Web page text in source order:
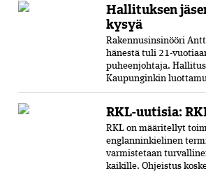
Hallituksen
kysyä
Rakennusinsinööri
hänestä tuli 21-
puheenjohtaja.
Kaupunginkin
RKL-uutisia:
RKL on määritellyt
englanninkielinen
varmistetaan
kaikille. Ohjeistus